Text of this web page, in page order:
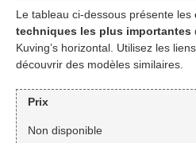
Le tableau ci-dessous présente les
techniques les plus importantes
Kuving’s horizontal. Utilisez les
découvrir des modèles similaires.
Prix
Non disponible